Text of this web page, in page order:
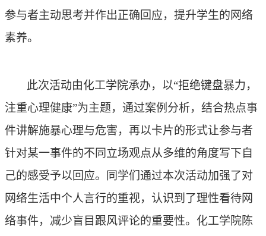
参与者主动思考并作出正确回应，提升学生的网络
素养。
此次活动由化工学院承办，以“拒绝键盘暴力，
注重心理健康”为主题，通过案例分析，结合热点事
件讲解施暴心理与危害，再以卡片的形式让参与者
针对某一事件的不同立场观点从多维的角度写下自
己的感受予以回应。同学们通过本次活动加强了对
网络生活中个人言行的重视，认识到了理性看待网
络事件，减少盲目跟风评论的重要性。化工学院陈